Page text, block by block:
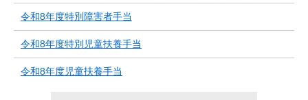
令和8年度特別障害者手当
令和8年度特別児童扶養手当
令和8年度児童扶養手当